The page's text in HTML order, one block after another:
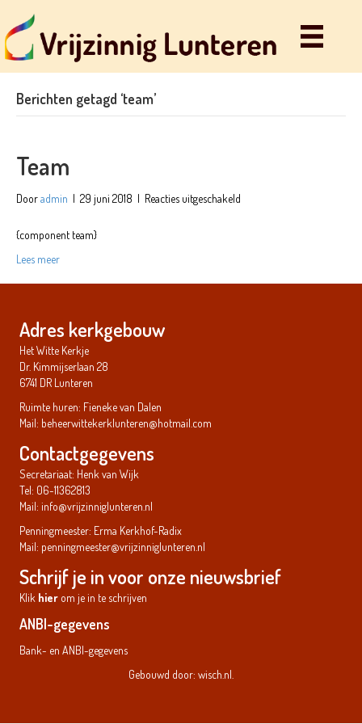
Berichten getagd ‘team’
Team
Dooradmin | 29 juni 2018 | Reacties uitgeschakeld
{component team}
Lees meer
Adres kerkgebouw
Het Witte Kerkje
Dr. Kimmijserlaan 28
6741 DR Lunteren
Ruimte huren: Fieneke van Dalen
Mail: beheerwittekerklunteren@hotmail.com
Contactgegevens
Secretariaat: Henk van Wijk
Tel: 06-11362813
Mail: info@vrijzinniglunteren.nl
Penningmeester: Erma Kerkhof-Radix
Mail: penningmeester@vrijzinniglunteren.nl
Schrijf je in voor onze nieuwsbrief
Klik hier om je in te schrijven
ANBI-gegevens
Bank- en ANBI-gegevens
Gebouwd door: wisch.nl